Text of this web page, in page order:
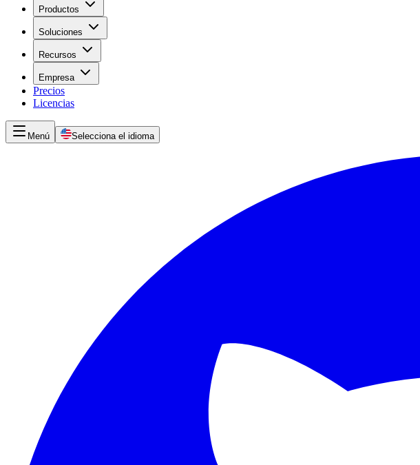
Productos
Soluciones
Recursos
Empresa
Precios
Licencias
Menú Selecciona el idioma